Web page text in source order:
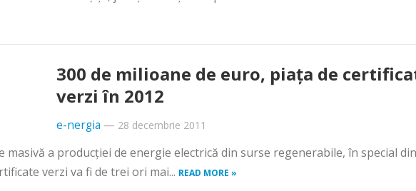
300 de milioane de euro, piaţa de
verzi în 2012
e-nergia — 28 decembrie 2011
a producţiei de energie electrică din surse regenerabile, în special
verzi va fi de trei ori mai... READ MORE »